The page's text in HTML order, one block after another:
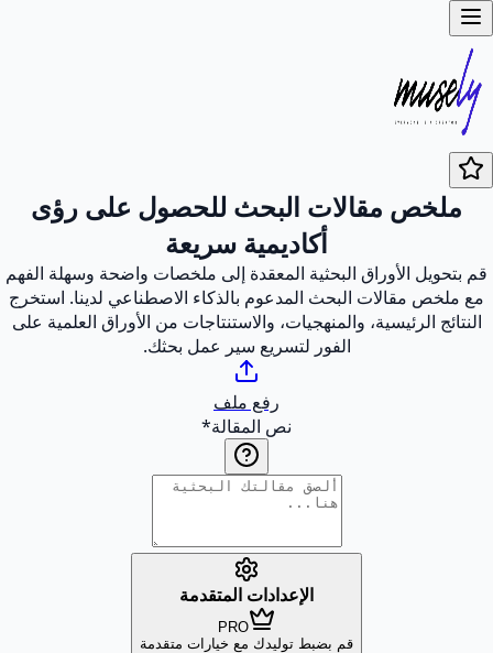
ملخص مقالات البحث للحصول على رؤى
أكاديمية سريعة
قم بتحويل الأوراق البحثية المعقدة إلى ملخصات واضحة وسهلة الفهم
مع ملخص مقالات البحث المدعوم بالذكاء الاصطناعي لدينا. استخرج
النتائج الرئيسية، والمنهجيات، والاستنتاجات من الأوراق العلمية على
الفور لتسريع سير عمل بحثك.
رفع ملف
نص المقالة*
الإعدادات المتقدمة
PRO
قم بضبط توليدك مع خيارات متقدمة